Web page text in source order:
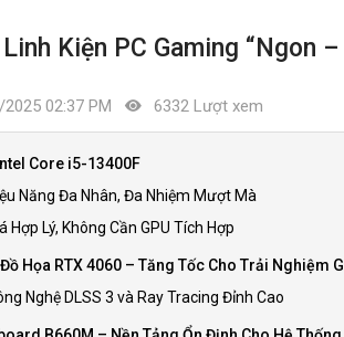
Kiện PC Gaming “Ngon
02:37 PM 6332 Lượt xem
Core i5-13400F
Năng Đa Nhân, Đa Nhiệm Mượt Mà
Hợp Lý, Không Cần GPU Tích Hợp
Họa RTX 4060 – Tăng Tốc Cho Trải Nghiệm
Nghệ DLSS 3 và Ray Tracing Đỉnh Cao